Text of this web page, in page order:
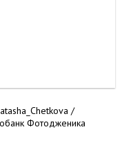
/
Фотодженика